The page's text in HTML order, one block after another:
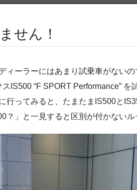
せん！
ィーラーにはあまり試乗車がない
“F SPORT Performance” を
行ってみると、たまたまIS500と
」と一見すると区別が付かないル